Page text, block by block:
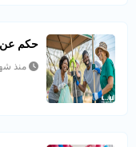
حكم عن
منذ